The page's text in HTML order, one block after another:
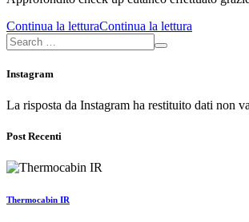
Continua la letturaContinua la lettura
Instagram
La risposta da Instagram ha restituito dati non
Post Recenti
Thermocabin IR